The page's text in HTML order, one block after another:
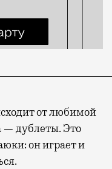
от любимой
— дублеты. Это
он играет и